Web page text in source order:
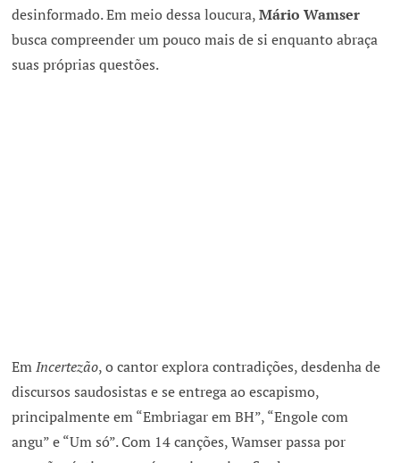
desinformado. Em meio dessa loucura,Mário Wamser
busca compreender um pouco mais de si enquanto abraça
suas próprias questões.
EmIncertezão, o cantor explora contradições, desdenha de
discursos saudosistas e se entrega ao escapismo,
principalmente em “Embriagar em BH”, “Engole com
angu” e “Um só”. Com 14 canções, Wamser passa por